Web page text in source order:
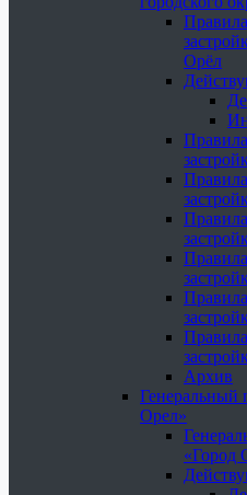
Орёл
Архив
Генеральный
Орел»
«Город